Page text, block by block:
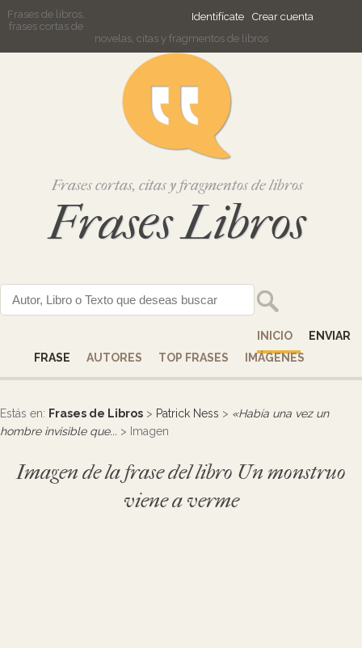
Identifícate Crear cuenta
Frases de libros,
frases cortas de
novelas, citas y fragmentos de libros
Frases cortas, citas y fragmentos de libros
Frases Libros
INICIO
ENVIAR
FRASE
AUTORES TOP FRASES IMÁGENES
Estás en: Frases de Libros > Patrick Ness > «Había una vez un
hombre invisible que... > Imagen
Imagen de la frase del libro Un monstruo
viene a verme